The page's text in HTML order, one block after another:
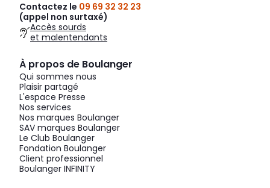
Contactez le 09 69 32 32 23
(appel non surtaxé)
Accès sourds
et malentendants
À propos de Boulanger
Qui sommes nous
Plaisir partagé
L'espace Presse
Nos services
Nos marques Boulanger
SAV marques Boulanger
Le Club Boulanger
Fondation Boulanger
Client professionnel
Boulanger INFINITY